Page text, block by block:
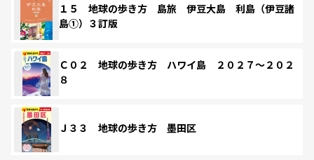
１５ 地球の歩き方 島旅 伊豆大島 利島（伊豆諸
島①）３訂版
Ｃ０２ 地球の歩き方 ハワイ島 ２０２７～２０２
８
Ｊ３３ 地球の歩き方 墨田区